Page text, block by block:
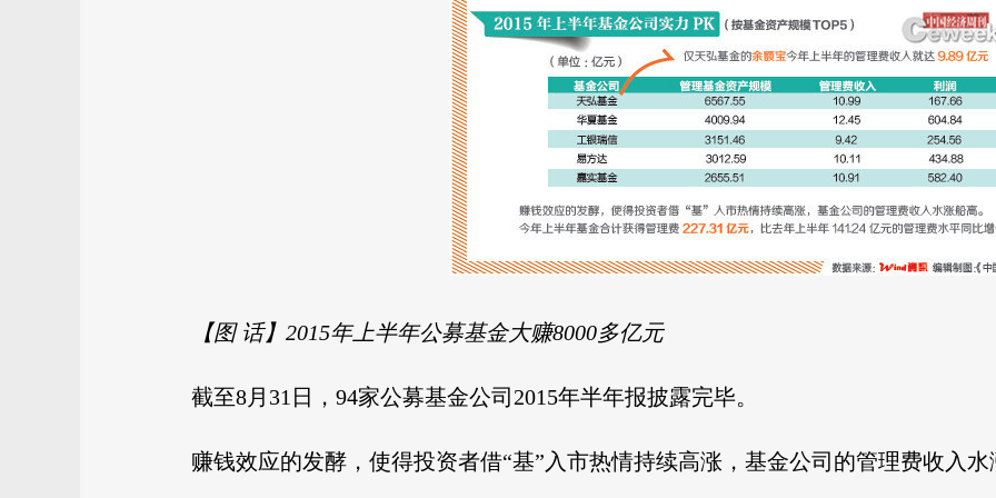
【图 话】2015年上半年公募基金大赚8000多亿元
截至8月31日，94家公募基金公司2015年半年报披露完毕。
赚钱效应的发酵，使得投资者借“基”入市热情持续高涨，基金公司的管理费收入水